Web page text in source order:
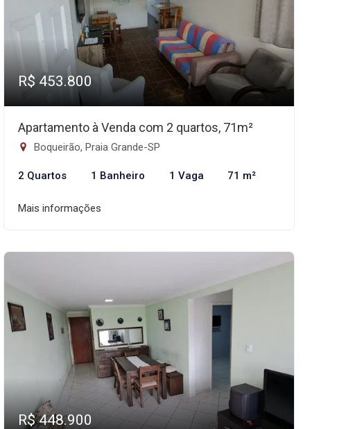
R$ 453.800
Apartamento à Venda com 2 quartos, 71m²
Boqueirão, Praia Grande-SP
2 Quartos 1 Banheiro 1 Vaga 71 m²
Mais informações
R$ 448.900